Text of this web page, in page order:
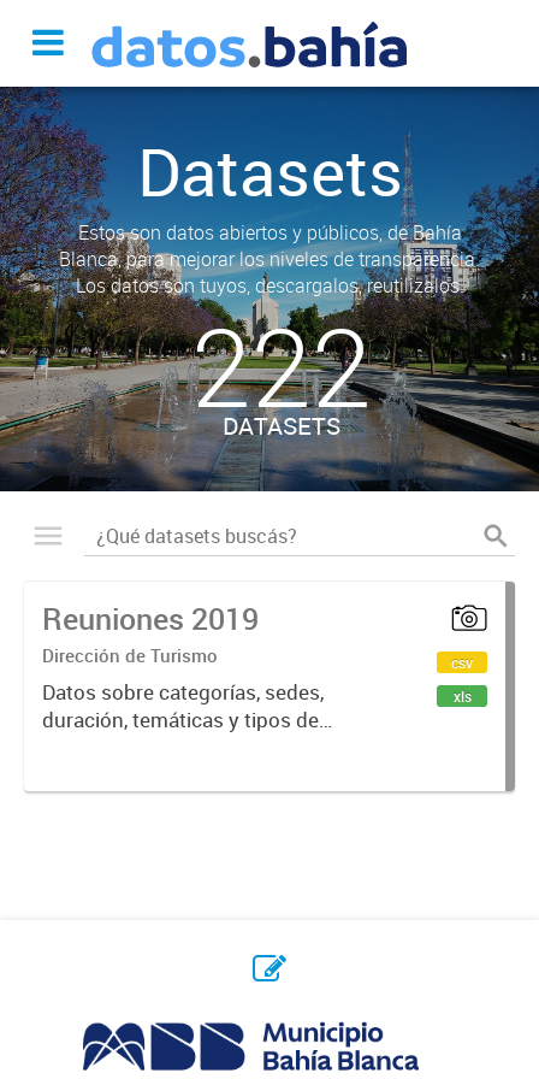
Datasets
Estos son datos abiertos y públicos, de Bahía
Blanca, para mejorar los niveles de transparencia.
Los datos son tuyos, descargalos, reutilizalos.
222
DATASETS
Reuniones 2019
Dirección de Turismo
Datos sobre categorías, sedes,
duración, temáticas y tipos de
csv
xls